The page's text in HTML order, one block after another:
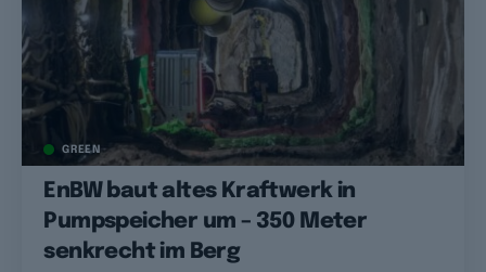
GREEN
EnBW baut altes Kraftwerk in
Pumpspeicher um – 350 Meter
senkrecht im Berg